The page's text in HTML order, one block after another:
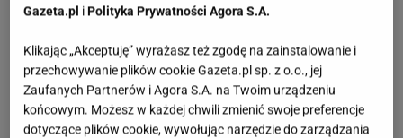
Joanna Opozdajak wiele innych gwiazd chętnie
dzieli się z internautkami swoimi trikami
dotyczącymi mody oraz urody. Jakiś czas temu
jedna z fanek podpytała, co aktorka robi, że jej włosy
zawsze prezentują się tak dobrze. Okazuje się, że
Gazeta.pl iPolityka Prywatności Agora S.A.
Klikając „Akceptuję” wyrażasz też zgodę na zainstalowanie i
przechowywanie plików cookie Gazeta.pl sp. z o.o., jej
Zaufanych Partnerów i Agora S.A. na Twoim urządzeniu
końcowym. Możesz w każdej chwili zmienić swoje preferencje
dotyczące plików cookie, wywołując narzędzie do zarządzania